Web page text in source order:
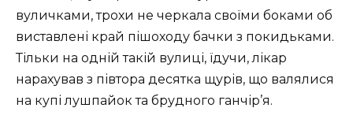
вуличками, трохи не черкала своїми боками об
виставлені край пішоходу бачки з покидьками.
Тільки на одній такій вулиці, їдучи, лікар
нарахував з півтора десятка щурів, що валялися
на купі лушпайок та брудного ганчір’я.